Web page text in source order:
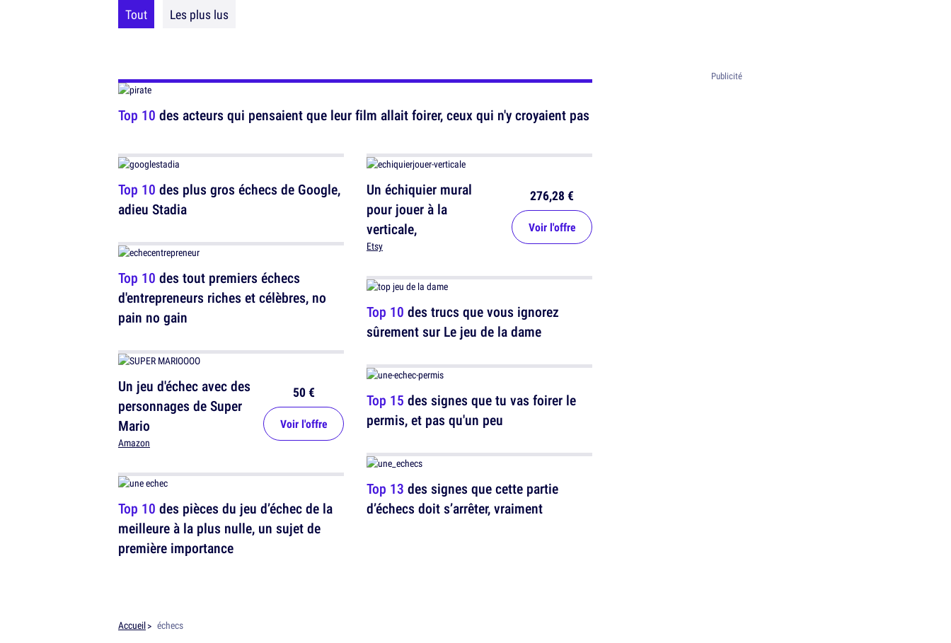
Tout Les plus lus
Top 10 des acteurs qui pensaient que leur film allait foirer, ceux qui n'y croyaient pas
Top 10 des plus gros échecs de Google,
adieu Stadia
Top 10 des tout premiers échecs
d'entrepreneurs riches et célèbres, no
pain no gain
Un jeu d'échec avec des
personnages de Super
Mario
Amazon
50 €
Voir l'offre
Top 10 des pièces du jeu d’échec de la
meilleure à la plus nulle, un sujet de
première importance
Un échiquier mural
pour jouer à la
verticale,
Etsy
276,28 €
Voir l'offre
Top 10 des trucs que vous ignorez
sûrement sur Le jeu de la dame
Top 15 des signes que tu vas foirer le
permis, et pas qu'un peu
Top 13 des signes que cette partie
d’échecs doit s’arrêter, vraiment
Accueil échecs